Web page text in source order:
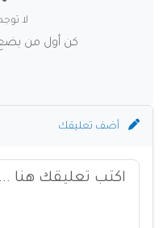
لا
كن أول من يضع
أضف تعليقك